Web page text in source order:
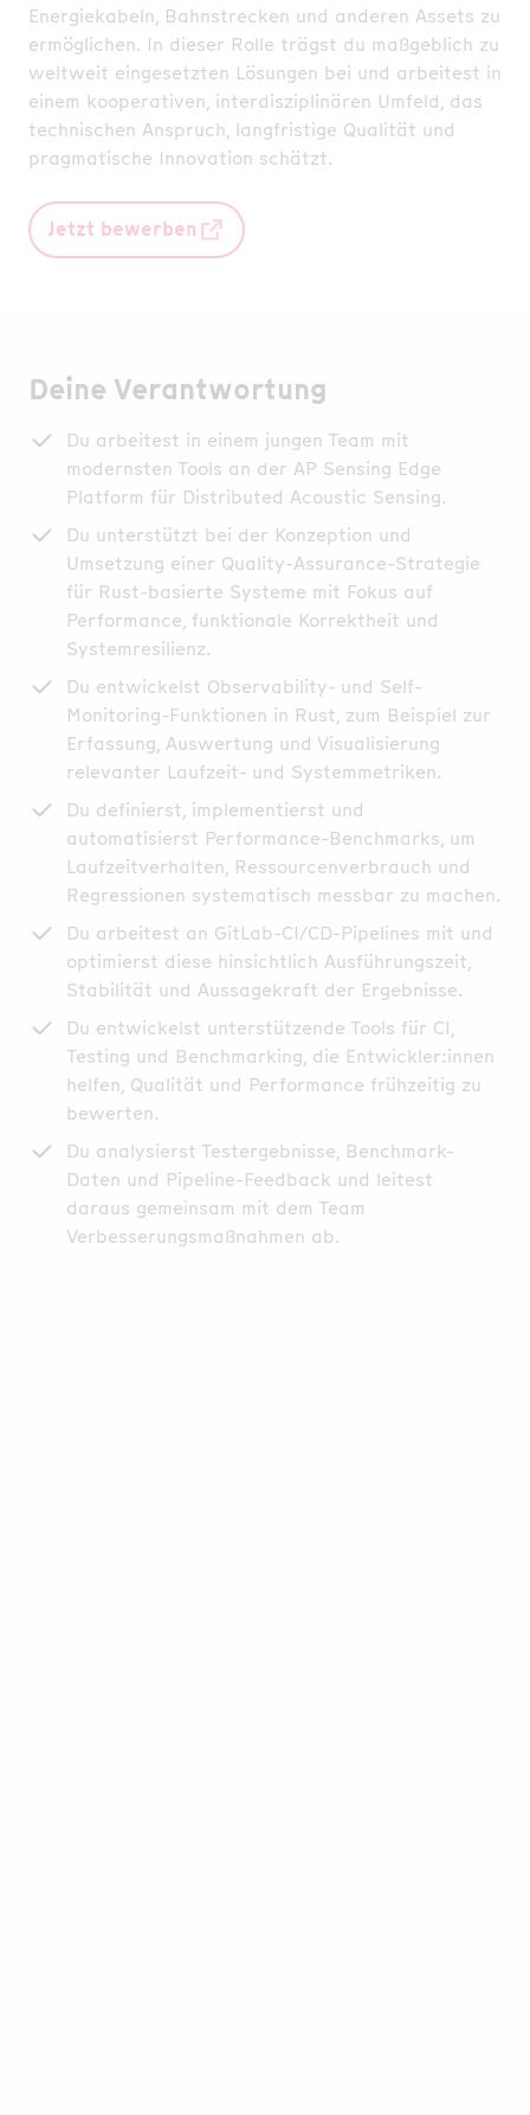
Energiekabeln, Bahnstrecken und anderen Assets zu
ermöglichen. In dieser Rolle trägst du maßgeblich zu
weltweit eingesetzten Lösungen bei und arbeitest in
einem kooperativen, interdisziplinären Umfeld, das
technischen Anspruch, langfristige Qualität und
pragmatische Innovation schätzt.
Jetzt bewerben
Deine Verantwortung
Du arbeitest in einem jungen Team mit
modernsten Tools an der AP Sensing Edge
Platform für Distributed Acoustic Sensing.
Du unterstützt bei der Konzeption und
Umsetzung einer Quality-Assurance-Strategie
für Rust-basierte Systeme mit Fokus auf
Performance, funktionale Korrektheit und
Systemresilienz.
Du entwickelst Observability- und Self-
Monitoring-Funktionen in Rust, zum Beispiel zur
Erfassung, Auswertung und Visualisierung
relevanter Laufzeit- und Systemmetriken.
Du definierst, implementierst und
automatisierst Performance-Benchmarks, um
Laufzeitverhalten, Ressourcenverbrauch und
Regressionen systematisch messbar zu machen.
Du arbeitest an GitLab-CI/CD-Pipelines mit und
optimierst diese hinsichtlich Ausführungszeit,
Stabilität und Aussagekraft der Ergebnisse.
Du entwickelst unterstützende Tools für CI,
Testing und Benchmarking, die Entwickler:innen
helfen, Qualität und Performance frühzeitig zu
bewerten.
Du analysierst Testergebnisse, Benchmark-
Daten und Pipeline-Feedback und leitest
daraus gemeinsam mit dem Team
Verbesserungsmaßnahmen ab.